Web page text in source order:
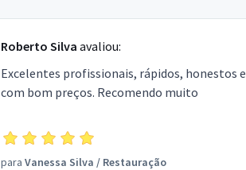
Roberto Silva avaliou:
Excelentes profissionais, rápidos, honestos e
com bom preços. Recomendo muito
para Vanessa Silva / Restauração